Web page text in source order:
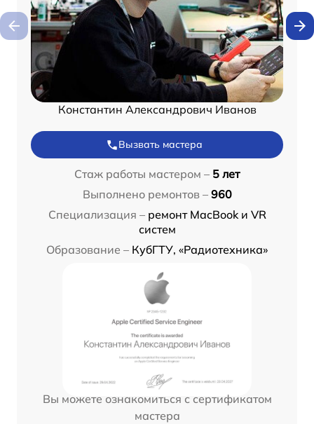
Константин Александрович Иванов
Вызвать мастера
Стаж работы мастером – 5 лет
Выполнено ремонтов – 960
Специализация – ремонт MacBook и VR
систем
Образование – КубГТУ, «Радиотехника»
Вы можете ознакомиться с сертификатом
мастера